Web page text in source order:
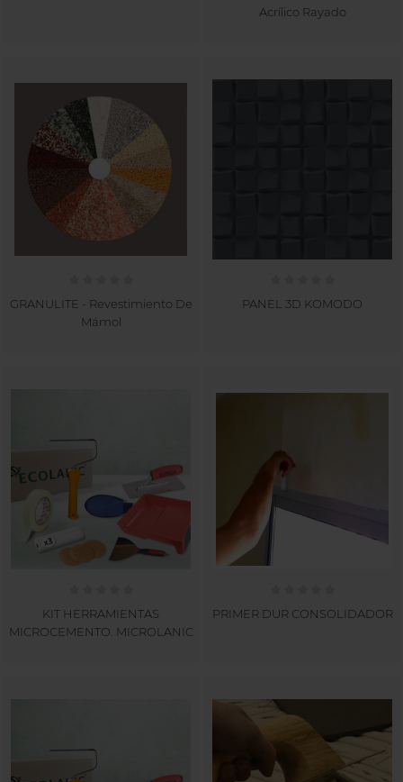
Acrílico Rayado
GRANULITE - Revestimiento De
Mámol
PANEL 3D KOMODO
KIT HERRAMIENTAS
MICROCEMENTO. MICROLANIC
PRIMER DUR CONSOLIDADOR